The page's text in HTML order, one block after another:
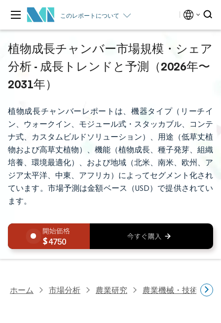
このレポートについて
植物成長チャンバー市場規模・シェア
分析 - 成長トレンドと予測（2026年〜
2031年）
植物成長チャンバーレポートは、機器タイプ（リーチイ
ン、ウォークイン、モジュール式・スタッカブル、コンテ
ナ式、カスタムビルドソリューション）、用途（低草丈植
物および高草丈植物）、機能（植物成長、種子発芽、組織
培養、環境最適化）、および地域（北米、南米、欧州、ア
ジア太平洋、中東、アフリカ）によってセグメント化され
ています。市場予測は金額ベース（USD）で提供されてい
ます。
4750
ホーム 市場分析 農業研究 農業機械・技術研究